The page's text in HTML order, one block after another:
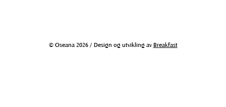
© Oseana 2026 / Design og utvikling avBreakfast